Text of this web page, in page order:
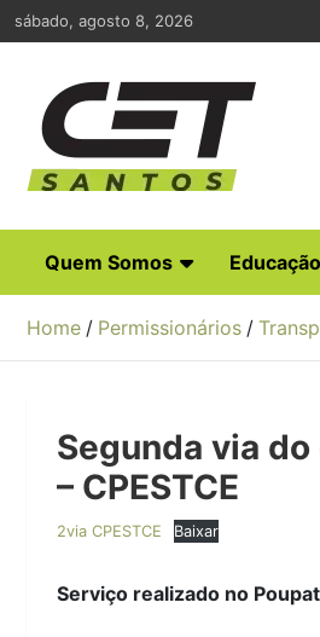
Skip
to
sábado, agosto 8, 2026
CET Santos
Quem Somos Educação
Home Permissionários
Segunda via
– CPESTCE
2via CPESTCE Baixar
Serviço realizado no